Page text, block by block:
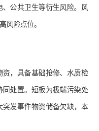
公共卫生等衍生风险。风
风险点位。
，具备基础抢修、水质检
处置。短板为极端污染处
发事件物资储备欠缺，本